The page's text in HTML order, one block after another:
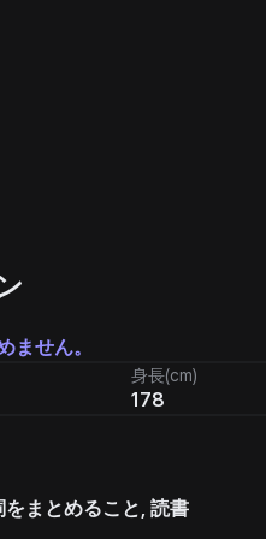
ません。
身長(cm)
178
まとめること, 読書